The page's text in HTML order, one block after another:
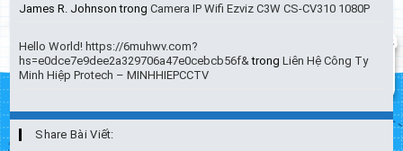
James R. Johnson trongCamera IP Wifi Ezviz C3W CS-CV310 1080P
Hello World! https://6muhwv.com?
hs=e0dce7e9dee2a329706a47e0cebcb56f& trongLiên Hệ Công Ty
Minh Hiệp Protech – MINHHIEPCCTV
Share Bài Viết: